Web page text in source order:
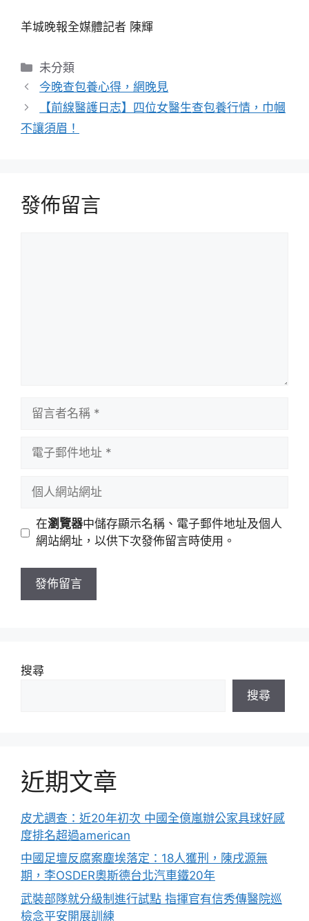
羊城晚報全媒體記者 陳輝
分
類
未分類
今晚查包養心得，網晚見
【前線醫護日志】四位女醫生查包養行情，巾幗
不讓須眉！
發佈留言
址
站
址
在瀏覽器中儲存顯示名稱、電子郵件地址及個人
網站網址，以供下次發佈留言時使用。
搜尋
搜尋
近期文章
皮尤調查：近20年初次 中國全億嵐辦公家具球好感
度排名超過american
中國足壇反腐案塵埃落定：18人獲刑，陳戌源無
期，李OSDER奧斯德台北汽車鐵20年
武裝部隊就分級制進行試點 指揮官有信秀傳醫院巡
檢念平安開展訓練